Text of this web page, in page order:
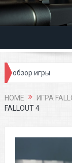
игры
HOME ИГРА
FALLOUT 4